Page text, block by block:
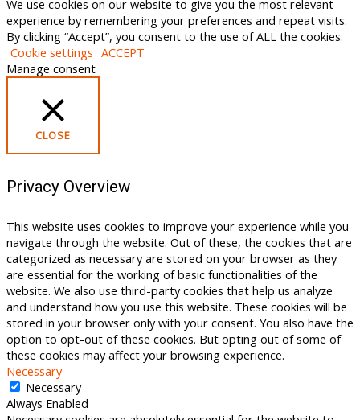
We use cookies on our website to give you the most relevant
experience by remembering your preferences and repeat visits.
By clicking “Accept”, you consent to the use of ALL the cookies.
Cookie settings ACCEPT
Manage consent
CLOSE
Privacy Overview
This website uses cookies to improve your experience while you
navigate through the website. Out of these, the cookies that are
categorized as necessary are stored on your browser as they
are essential for the working of basic functionalities of the
website. We also use third-party cookies that help us analyze
and understand how you use this website. These cookies will be
stored in your browser only with your consent. You also have the
option to opt-out of these cookies. But opting out of some of
these cookies may affect your browsing experience.
Necessary
Necessary
Always Enabled